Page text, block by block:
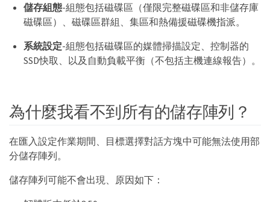
儲存組態-組態包括磁碟區（僅限完整磁碟區和非儲存庫
磁碟區）、磁碟區群組、集區和熱備援磁碟機指派。
系統設定-組態包括磁碟區的媒體掃描設定、控制器的
SSD快取、以及自動負載平衡（不包括主機連線報告）。
為什麼我看不到所有的儲存陣列？
在匯入設定作業期間、目標選擇對話方塊中可能無法使用部
分儲存陣列。
儲存陣列可能不會出現、原因如下：